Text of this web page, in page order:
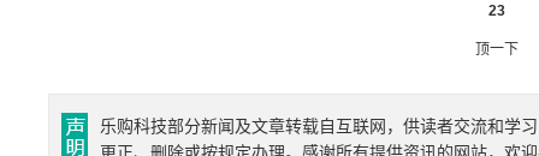
23
顶一下
乐购科技部分新闻及文章转载自互联网，供读者交流和学